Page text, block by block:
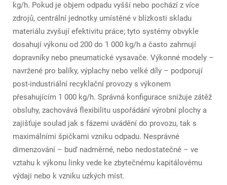
kg/h. Pokud je objem odpadu vyšší nebo pochází z více
zdrojů, centrální jednotky umístěné v blízkosti skladu
materiálu zvyšují efektivitu práce; tyto systémy obvykle
dosahují výkonu od 200 do 1 000 kg/h a často zahrnují
dopravníky nebo pneumatické vysavače. Výkonné modely –
navržené pro balíky, výplachy nebo velké díly – podporují
post-industriální recyklační provozy s výkonem
přesahujícím 1 000 kg/h. Správná konfigurace snižuje zátěž
obsluhy, zachovává flexibilitu uspořádání výrobní plochy a
zajišťuje soulad jak s fázemi uvádění do provozu, tak s
maximálními špičkami vzniku odpadu. Nesprávné
dimenzování – buď nadměrné, nebo nedostatečné – ve
vztahu k výkonu linky vede ke zbytečnému kapitálovému
výdaji nebo k vzniku uzkých míst.